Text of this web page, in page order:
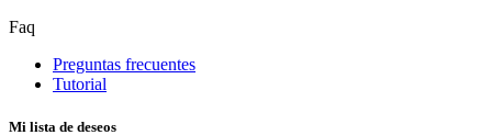
Faq
Preguntas frecuentes
Tutorial
Mi lista de deseos